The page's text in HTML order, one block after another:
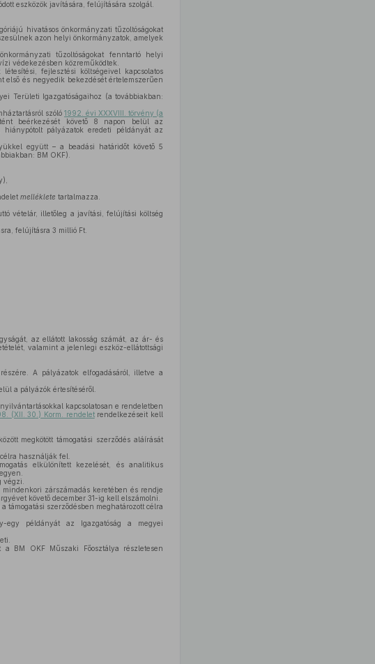
eszközök javítására, felújítására szolgál.
hivatásos önkormányzati tűzoltóságokat
azon helyi önkormányzatok, amelyek
tűzoltóságokat fenntartó helyi
védekezésben közreműködtek.
fejlesztési költségeivel kapcsolatos
első és negyedik bekezdését értelemszerűen
Területi Igazgatóságaihoz (a továbbiakban:
szóló1992. évi XXXVIII. törvény (a
beérkezését követő 8 napon belül az
pályázatok eredeti példányát az
együtt – a beadási határidőt követő 5
BM OKF).
melléklete tartalmazza.
vételár, illetőleg a javítási, felújítási költség
felújításra 3 millió Ft.
az ellátott lakosság számát, az ár- és
valamint a jelenlegi eszköz-ellátottsági
A pályázatok elfogadásáról, illetve a
a pályázók értesítéséről.
kapcsolatosan e rendeletben
(XII. 30.) Korm. rendeletrendelkezéseit kell
megkötött támogatási szerződés aláírását
használják fel.
elkülönített kezelését, és analitikus
végzi.
zárszámadás keretében és rendje
követő december 31-ig kell elszámolni.
szerződésben meghatározott célra
egy példányát az Igazgatóság a megyei
BM OKF Műszaki Főosztálya részletesen